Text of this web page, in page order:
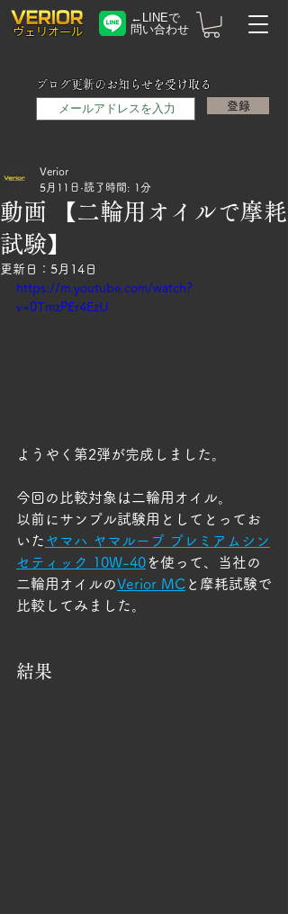
​ヴェリオール
←LINEで
問い合わせ
ブログ更新のお知らせを受け取る
メールアドレス
登録
動画 【二輪用オイルで摩耗
試験】
Verior
5月11日 読了時間: 1分
更新日： 5月14日
https://m.youtube.com/watch?
v=0TmzPEr4EzU
ようやく第2弾が完成しました。
今回の比較対象は二輪用オイル。
以前にサンプル試験用としてとってお
いた ヤマハ ヤマルーブ プレミアムシン
セティック 10W-40 を使って、当社の
二輪用オイルのVerior MC と摩耗試験で
比較してみました。
結果